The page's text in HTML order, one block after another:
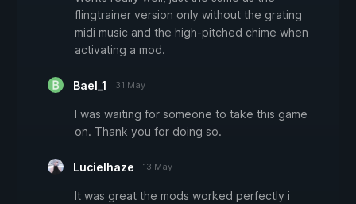
flingtrainer version only without the grating
midi music and the high-pitched chime when
activating a mod.
Bael_1 31 May
I was waiting for someone to take this game
on. Thank you for doing so.
Lucielhaze 13 May
It was great the mods worked perfectly i